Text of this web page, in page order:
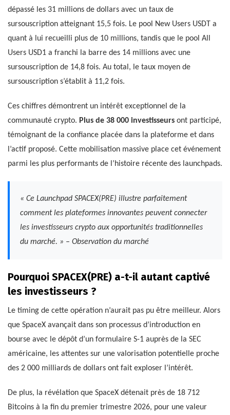
dépassé les 31 millions de dollars avec un taux de
sursouscription atteignant 15,5 fois. Le pool New Users USDT a
quant à lui recueilli plus de 10 millions, tandis que le pool All
Users USD1 a franchi la barre des 14 millions avec une
sursouscription de 14,8 fois. Au total, le taux moyen de
sursouscription s’établit à 11,2 fois.
Ces chiffres démontrent un intérêt exceptionnel de la
communauté crypto. Plus de 38 000 investisseurs ont participé,
témoignant de la confiance placée dans la plateforme et dans
l’actif proposé. Cette mobilisation massive place cet événement
parmi les plus performants de l’histoire récente des launchpads.
« Ce Launchpad SPACEX(PRE) illustre parfaitement
comment les plateformes innovantes peuvent connecter
les investisseurs crypto aux opportunités traditionnelles
du marché. » – Observation du marché
Pourquoi SPACEX(PRE) a-t-il autant captivé
les investisseurs ?
Le timing de cette opération n’aurait pas pu être meilleur. Alors
que SpaceX avançait dans son processus d’introduction en
bourse avec le dépôt d’un formulaire S-1 auprès de la SEC
américaine, les attentes sur une valorisation potentielle proche
des 2 000 milliards de dollars ont fait exploser l’intérêt.
De plus, la révélation que SpaceX détenait près de 18 712
Bitcoins à la fin du premier trimestre 2026, pour une valeur